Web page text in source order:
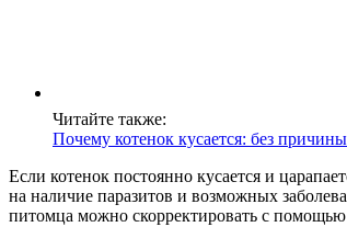
Читайте также:
Почему котенок кусается: без
Если котенок постоянно кусается и
на наличие паразитов и возможных
питомца можно скорректировать с